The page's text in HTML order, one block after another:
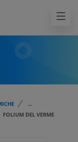
...
FOLIUM DEL VERME